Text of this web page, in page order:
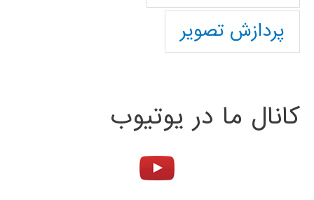
پردازش تصویر
کانال ما در یوتیوب